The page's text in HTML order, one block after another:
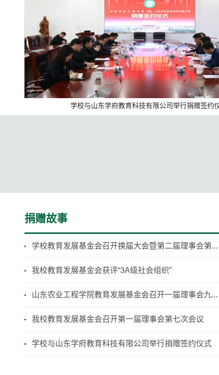
1
2
学校与山东学府教育科技有限公司举行捐赠签约
捐赠故事
学校教育发展基金会召开换届大会暨第二届理事会第...
我校教育发展基金会获评“3A级社会组织”
山东农业工程学院教育发展基金会召开一届理事会九...
我校教育发展基金会召开第一届理事会第七次会议
学校与山东学府教育科技有限公司举行捐赠签约仪式